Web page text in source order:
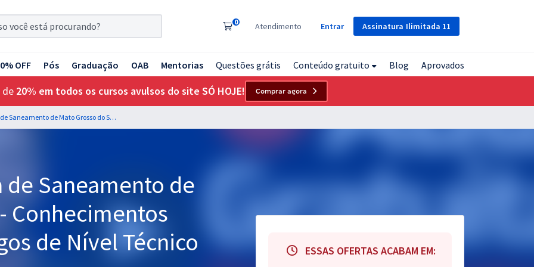
Assinatura Ilimitada 11
0 Atendimento Entrar
OFF Pós Graduação OAB Mentorias Questões grátis Conteúdo gratuito Blog Aprovados
de 20% em todos os cursos avulsos do site SÓ HOJE! Comprar agora
SANESUL - Empresa de Saneamento de Mato Grosso do Sul - Conhecimentos Comuns aos Empregos de Nível Técnico
de Saneamento de
Conhecimentos
de Nível Técnico
ESSAS OFERTAS ACABAM EM: